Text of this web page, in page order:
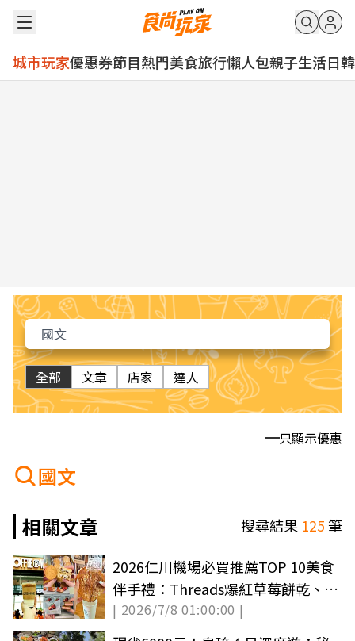
城市玩家優惠券節目熱門美食旅行懶人包親子生活日韓
全部 文章 店家 達人
只顯示優惠
國文
相關文章
搜尋結果 125筆
2026仁川機場必買推薦TOP 10美食
伴手禮：Threads爆紅草莓餅乾、巴
黎貝甜
| 2026/7/8 01:00:00 |